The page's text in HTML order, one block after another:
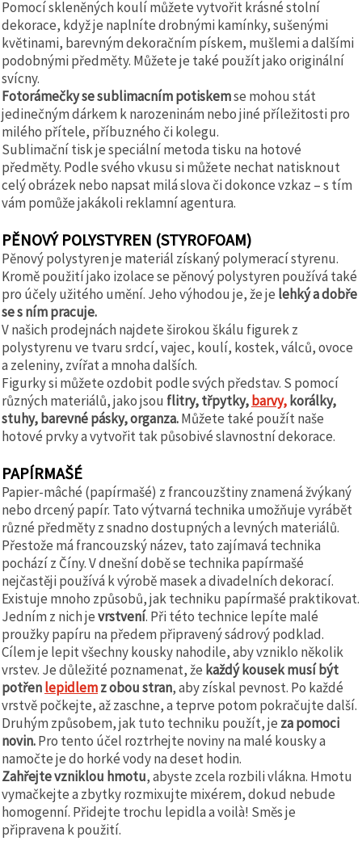
Pomocí skleněných koulí můžete vytvořit krásné stolní
dekorace, když je naplníte drobnými kamínky, sušenými
květinami, barevným dekoračním pískem, mušlemi a dalšími
podobnými předměty. Můžete je také použít jako originální
svícny.
Fotorámečky se sublimacním potiskemse mohou stát
jedinečným dárkem k narozeninám nebo jiné příležitosti pro
milého přítele, příbuzného či kolegu.
Sublimační tisk je speciální metoda tisku na hotové
předměty. Podle svého vkusu si můžete nechat natisknout
celý obrázek nebo napsat milá slova či dokonce vzkaz – s tím
vám pomůže jakákoli reklamní agentura.
PĚNOVÝ POLYSTYREN (STYROFOAM)
Pěnový polystyren je materiál získaný polymerací styrenu.
Kromě použití jako izolace se pěnový polystyren používá také
pro účely užitého umění. Jeho výhodou je, že je lehký a dobře
se s ním pracuje.
V našich prodejnách najdete širokou škálu figurek z
polystyrenu ve tvaru srdcí, vajec, koulí, kostek, válců, ovoce
a zeleniny, zvířat a mnoha dalších.
Figurky si můžete ozdobit podle svých představ. S pomocí
různých materiálů, jako jsou flitry, třpytky,barvy,korálky,
stuhy, barevné pásky, organza.Můžete také použít naše
hotové prvky a vytvořit tak působivé slavnostní dekorace.
PAPÍRMAŠÉ
Papier-mâché (papírmašé) z francouzštiny znamená žvýkaný
nebo drcený papír. Tato výtvarná technika umožňuje vyrábět
různé předměty z snadno dostupných a levných materiálů.
Přestože má francouzský název, tato zajímavá technika
pochází z Číny. V dnešní době se technika papírmašé
nejčastěji používá k výrobě masek a divadelních dekorací.
Existuje mnoho způsobů, jak techniku papírmašé praktikovat.
Jedním z nich jevrstvení. Při této technice lepíte malé
proužky papíru na předem připravený sádrový podklad.
Cílem je lepit všechny kousky nahodile, aby vzniklo několik
vrstev. Je důležité poznamenat, že každý kousek musí být
potřenlepidlemz obou stran, aby získal pevnost. Po každé
vrstvě počkejte, až zaschne, a teprve potom pokračujte další.
Druhým způsobem, jak tuto techniku použít, je za pomoci
novin.Pro tento účel roztrhejte noviny na malé kousky a
namočte je do horké vody na deset hodin.
Zahřejte vzniklou hmotu, abyste zcela rozbili vlákna. Hmotu
vymačkejte a zbytky rozmixujte mixérem, dokud nebude
homogenní. Přidejte trochu lepidla a voilà! Směs je
připravena k použití.